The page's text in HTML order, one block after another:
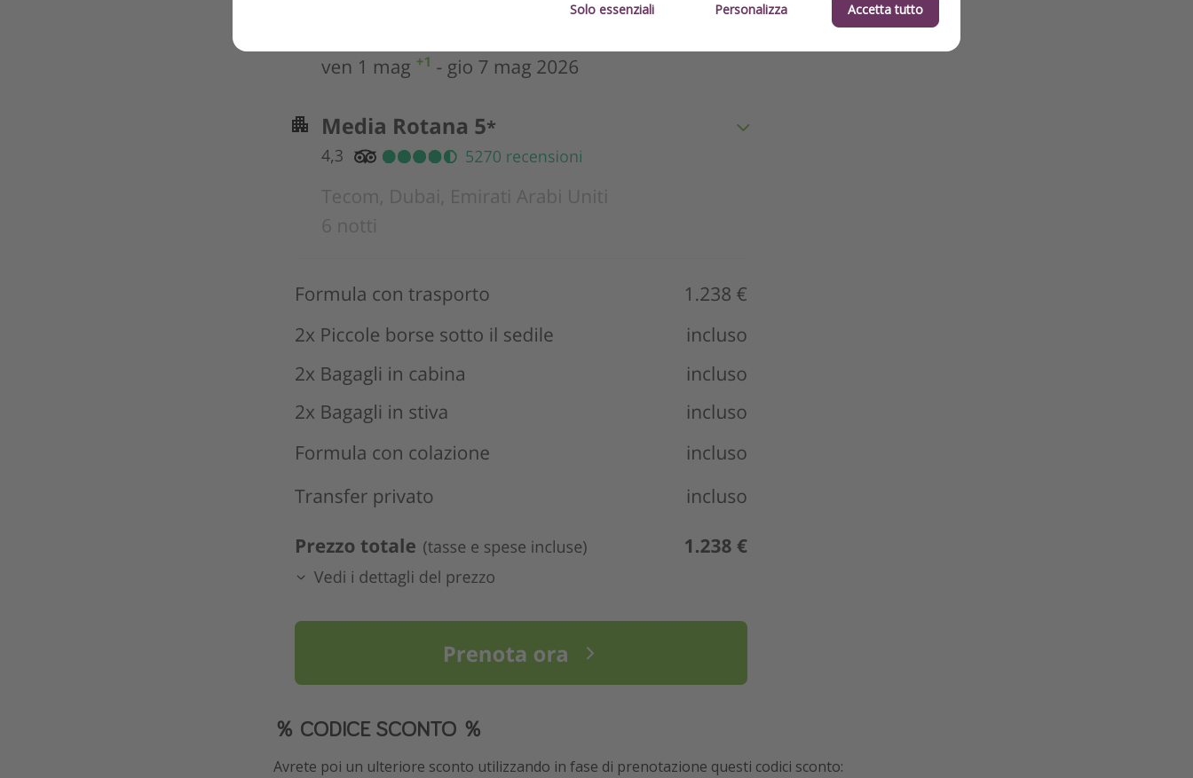
％ CODICE SCONTO ％
Avrete poi un ulteriore sconto utilizzando in fase di prenotazione questi codici sconto:
Solo essenziali Personalizza Accetta tutto